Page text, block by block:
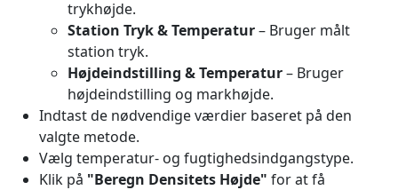
trykhøjde.
Station Tryk & Temperatur– Bruger målt
station tryk.
Højdeindstilling & Temperatur– Bruger
højdeindstilling og markhøjde.
Indtast de nødvendige værdier baseret på den
valgte metode.
Vælg temperatur- og fugtighedsindgangstype.
Klik på "Beregn Densitets Højde" for at få